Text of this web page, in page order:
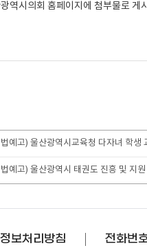
역시의회 홈페이지에 첨부물로
예고) 울산광역시교육청 다자녀 학생
예고) 울산광역시 태권도 진흥 및 지
보처리방침 전화번